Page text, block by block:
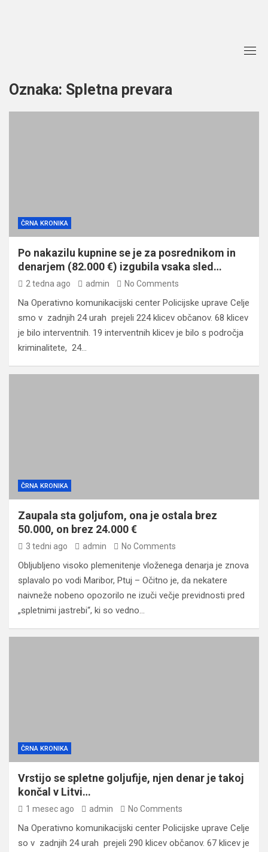
Oznaka: Spletna prevara
ČRNA KRONIKA
Po nakazilu kupnine se je za posrednikom in
denarjem (82.000 €) izgubila vsaka sled…
2 tedna ago admin No Comments
Na Operativno komunikacijski center Policijske uprave Celje
smo v zadnjih 24 urah prejeli 224 klicev občanov. 68 klicev
je bilo interventnih. 19 interventnih klicev je bilo s področja
kriminalitete, 24…
ČRNA KRONIKA
Zaupala sta goljufom, ona je ostala brez
50.000, on brez 24.000 €
3 tedni ago admin No Comments
Obljubljeno visoko plemenitenje vloženega denarja je znova
splavalo po vodi Maribor, Ptuj – Očitno je, da nekatere
naivneže nobeno opozorilo ne izuči večje previdnosti pred
„spletnimi jastrebi“, ki so vedno…
ČRNA KRONIKA
Vrstijo se spletne goljufije, njen denar je takoj
končal v Litvi…
1 mesec ago admin No Comments
Na Operativno komunikacijski center Policijske uprave Celje
so v zadnjih 24 urah prejeli 290 klicev občanov. 67 klicev je